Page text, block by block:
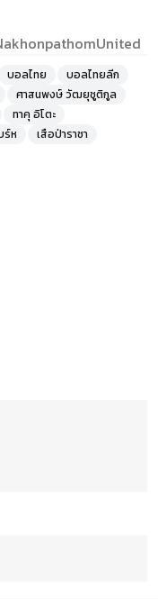
บอลไทย
บอลไทยลีก
ศาสนพงษ์ วัฒยุชูติกูล
ทาคุ อิโตะ
ร์ห
เสือป่าราชา